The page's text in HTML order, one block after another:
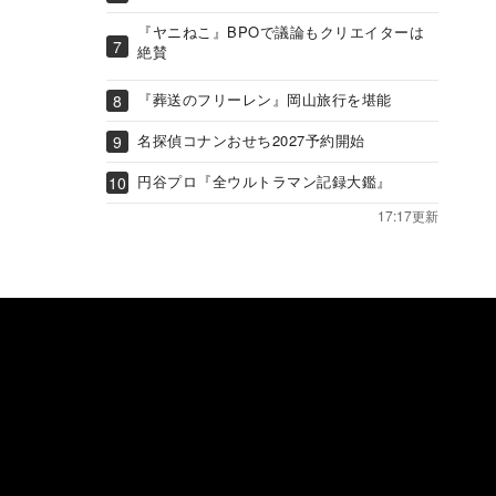
『ヤニねこ』BPOで議論もクリエイターは
絶賛
『葬送のフリーレン』岡山旅行を堪能
名探偵コナンおせち2027予約開始
円谷プロ『全ウルトラマン記録大鑑』
17:17更新